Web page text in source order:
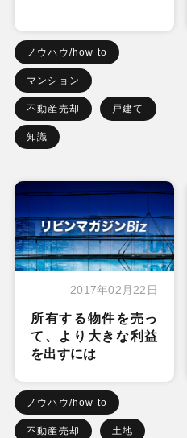
ノウハウ/how to
マンション
不動産売却 戸建て
知識
2017年02月22日
所有する物件を売っ
て、より大きな利益
を出すには
ノウハウ/how to
不動産売却 土地